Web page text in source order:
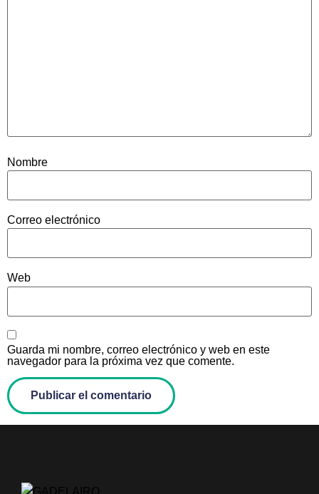
Nombre
Correo electrónico
Web
Guarda mi nombre, correo electrónico y web en este
navegador para la próxima vez que comente.